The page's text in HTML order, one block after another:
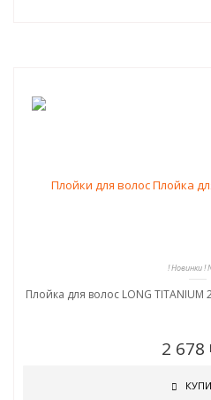
! Новинки !
Плойка для волос LONG
2 678